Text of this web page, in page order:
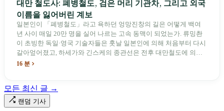
대만 철도사: 폐병철도, 검은 머리 기관차, 그리고 외국
이름을 잃어버린 계보
일본인이 「폐병철도」라고 욕하던 엉망진창의 길은 어떻게 백여
년 사이 매일 20만 명을 실어 나르는 고속 동맥이 되었는가. 류밍촨
이 초빙한 독일·영국 기술자들은 훗날 일본인에 의해 처음부터 다시
갈아엎어졌고, 하세가와 긴스케의 종관선은 전후 대만철도에 의해
이름과 번호가 바뀌었다. 세대마다 앞선 세대의 기록을 주석으로 밀
다. 마침내 푸유마·타로코 세대에 이르러서야 원주민 지명이 다시 철
로 위에 깔렸다.
16 분
모든 최신 글 →
랜덤 기사